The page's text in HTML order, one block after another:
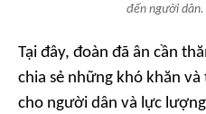
đến người dân.
Tại đây, đoàn đã ân cần
chia sẻ những khó khăn
cho người dân và lực